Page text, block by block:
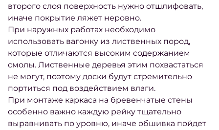
второго слоя поверхность нужно отшлифовать,
иначе покрытие ляжет неровно.
При наружных работах необходимо
использовать вагонку из лиственных пород,
которые отличаются высоким содержанием
смолы. Лиственные деревья этим похвастаться
не могут, поэтому доски будут стремительно
портиться под воздействием влаги.
При монтаже каркаса на бревенчатые стены
особенно важно каждую рейку тщательно
выравнивать по уровню, иначе обшивка пойдет